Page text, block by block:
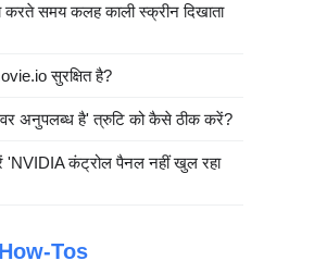
करते समय कलह काली स्क्रीन दिखाता
सुरक्षित है?
अनुपलब्ध है' त्रुटि को कैसे ठीक करें?
कंट्रोल पैनल नहीं खुल रहा
Tos